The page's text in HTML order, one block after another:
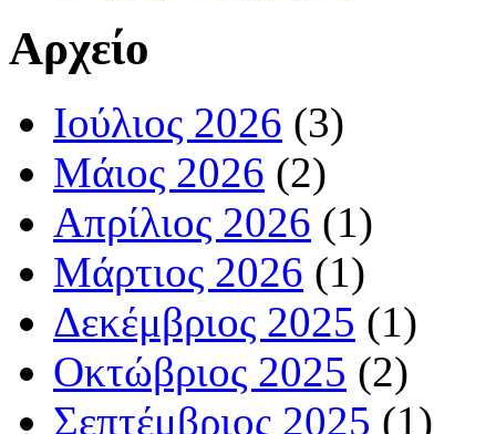
Αρχείο
Ιούλιος 2026 (3)
Μάιος 2026 (2)
Απρίλιος 2026 (1)
Μάρτιος 2026 (1)
Δεκέμβριος 2025 (1)
Οκτώβριος 2025 (2)
Σεπτέμβριος 2025 (1)